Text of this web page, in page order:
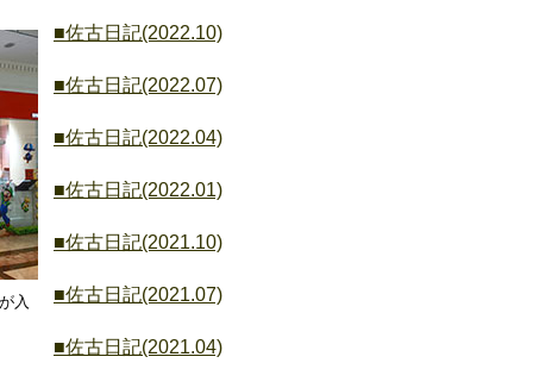
入
■佐古日記(2022.10)
■佐古日記(2022.07)
■佐古日記(2022.04)
■佐古日記(2022.01)
■佐古日記(2021.10)
■佐古日記(2021.07)
■佐古日記(2021.04)